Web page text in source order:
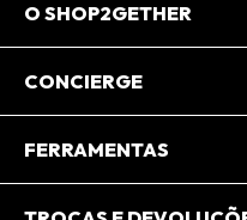
O SHOP2GETHER
Sobre Nós
CONCIERGE
Central de Relacionamento
FERRAMENTAS
Minha Conta